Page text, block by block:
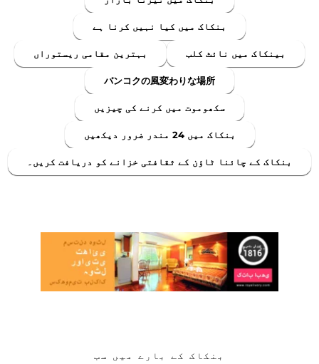
بنکاک میں کیا نہیں کرنا ہے
بہترین مقامی ریستوراں بینکاک میں نائٹ کلب
バンコクの風変わりな場所
سکھوموت میں کرنے کی چیزیں
بنکاک میں 24 مندر ضرور دیکھیں
بنکاک کے چائنا ٹاؤن کے ثقافتی خزانے کو دریافت کریں۔
بنکاک کے بارے میں سب